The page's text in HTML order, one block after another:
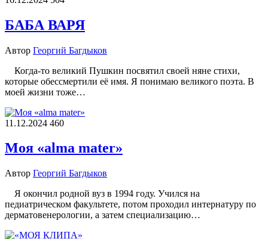
БАБА ВАРЯ
Автор Георгий Багдыков
Когда-то великий Пушкин посвятил своей няне стихи,
которые обессмертили её имя. Я понимаю великого поэта. В
моей жизни тоже…
11.12.2024 460
Моя «alma mater»
Автор Георгий Багдыков
Я окончил родной вуз в 1994 году. Учился на
педиатрическом факультете, потом проходил интернатуру по
дерматовенерологии, а затем специализацию…